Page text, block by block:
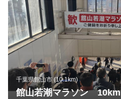
千葉県館山市 (10.1km)
館山若潮マラソン 10km